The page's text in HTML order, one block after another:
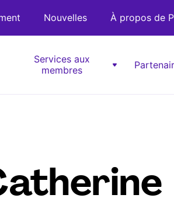
Nouvelles À propos de
Services aux
membres